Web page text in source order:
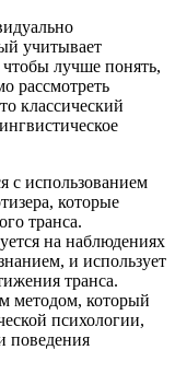
учитывает
лучше понять,
рассмотреть
классический
с использованием
которые
транса.
на наблюдениях
и использует
транса.
методом, который
психологии,
поведения